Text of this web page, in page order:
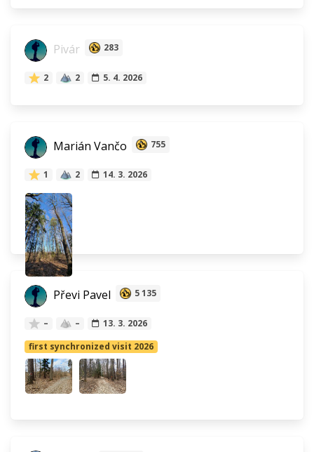
Pivár 283
2 2 5. 4. 2026
Marián Vančo 755
1 2 14. 3. 2026
Převi Pavel 5 135
– –
13. 3. 2026
first synchronized visit 2026